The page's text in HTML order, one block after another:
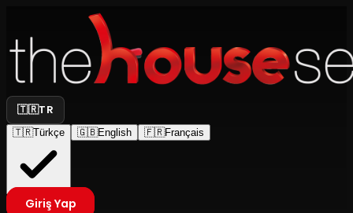
🇹🇷TR
🇹🇷Türkçe 🇬🇧English 🇫🇷Français
Giriş Yap